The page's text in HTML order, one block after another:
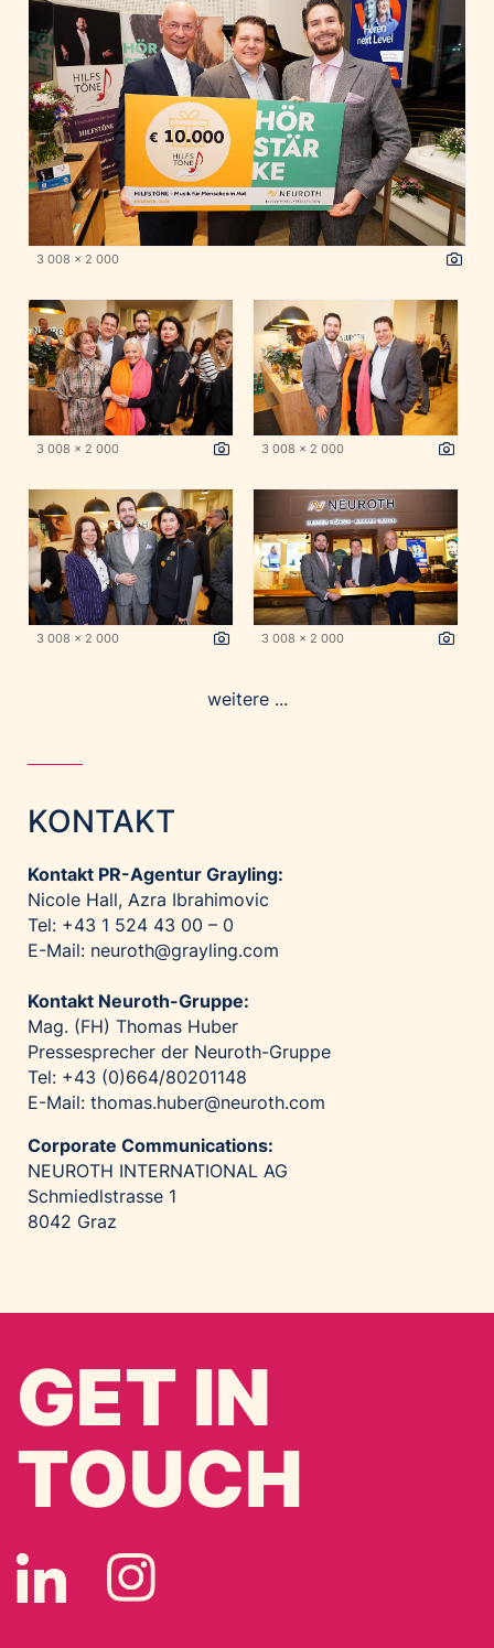
3 008 x 2 000
3 008 x 2 000 3 008 x 2 000
3 008 x 2 000 3 008 x 2 000
weitere ...
KONTAKT
Kontakt PR-Agentur Grayling:
Nicole Hall, Azra Ibrahimovic
Tel: +43 1 524 43 00 – 0
E-Mail: neuroth@grayling.com
Kontakt Neuroth-Gruppe:
Mag. (FH) Thomas Huber
Pressesprecher der Neuroth-Gruppe
Tel: +43 (0)664/80201148
E-Mail: thomas.huber@neuroth.com
Corporate Communications:
NEUROTH INTERNATIONAL AG
Schmiedlstrasse 1
8042 Graz
GET IN
TOUCH